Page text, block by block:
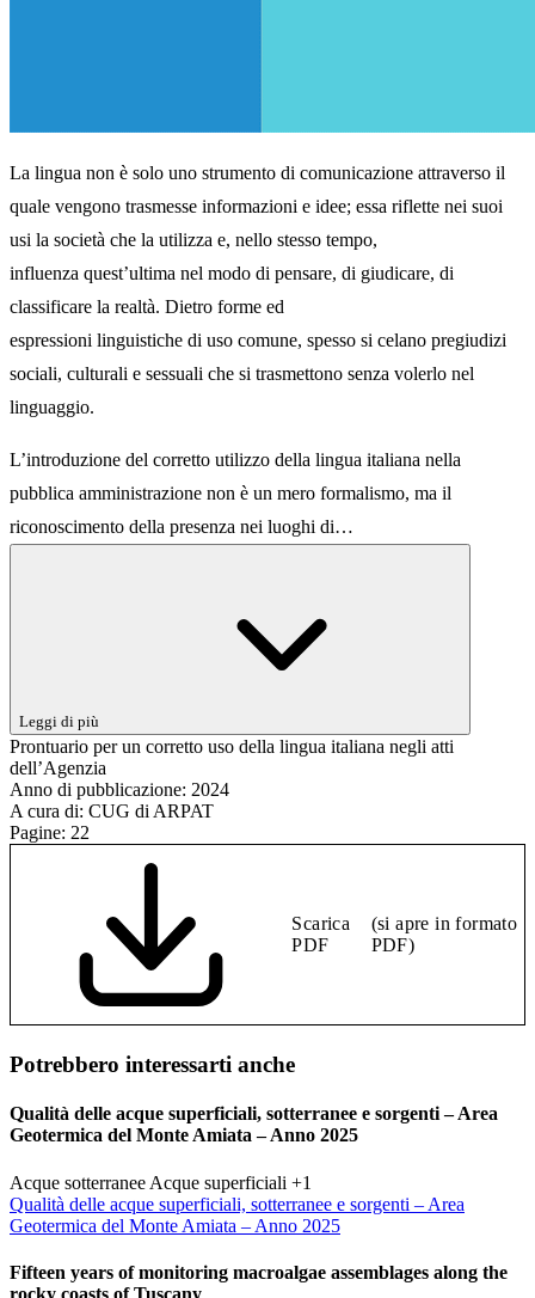
La lingua non è solo uno strumento di comunicazione attraverso il
quale vengono trasmesse informazioni e idee; essa riflette nei suoi
usi la società che la utilizza e, nello stesso tempo,
influenza quest’ultima nel modo di pensare, di giudicare, di
classificare la realtà. Dietro forme ed
espressioni linguistiche di uso comune, spesso si celano pregiudizi
sociali, culturali e sessuali che si trasmettono senza volerlo nel
linguaggio.
L’introduzione del corretto utilizzo della lingua italiana nella
pubblica amministrazione non è un mero formalismo, ma il
riconoscimento della presenza nei luoghi di…
Leggi di più
Prontuario per un corretto uso della lingua italiana negli atti
dell’Agenzia
Anno di pubblicazione: 2024
A cura di: CUG di ARPAT
Pagine: 22
Scarica
PDF
(si apre in formato
PDF)
Potrebbero interessarti anche
Qualità delle acque superficiali, sotterranee e sorgenti – Area
Geotermica del Monte Amiata – Anno 2025
Acque sotterranee Acque superficiali +1
Qualità delle acque superficiali, sotterranee e sorgenti – Area
Geotermica del Monte Amiata – Anno 2025
Fifteen years of monitoring macroalgae assemblages along the
rocky coasts of Tuscany